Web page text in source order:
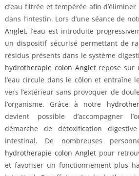
d’eau filtrée et tempérée afin
dans l’intestin. Lors d’une séance de
Anglet, l’eau est introduite
un dispositif sécurisé permettant de
résidus présents dans le système
hydrotherapie colon Angletrepose sur
l’eau circule dans le côlon et entraîne
vers l’extérieur sans provoquer de
l’organisme. Grâce à notre
devient possible d’accompagner
démarche de détoxification
intestinal. De nombreuses
hydrotherapie colon Anglet pour
et favoriser un fonctionnement plus